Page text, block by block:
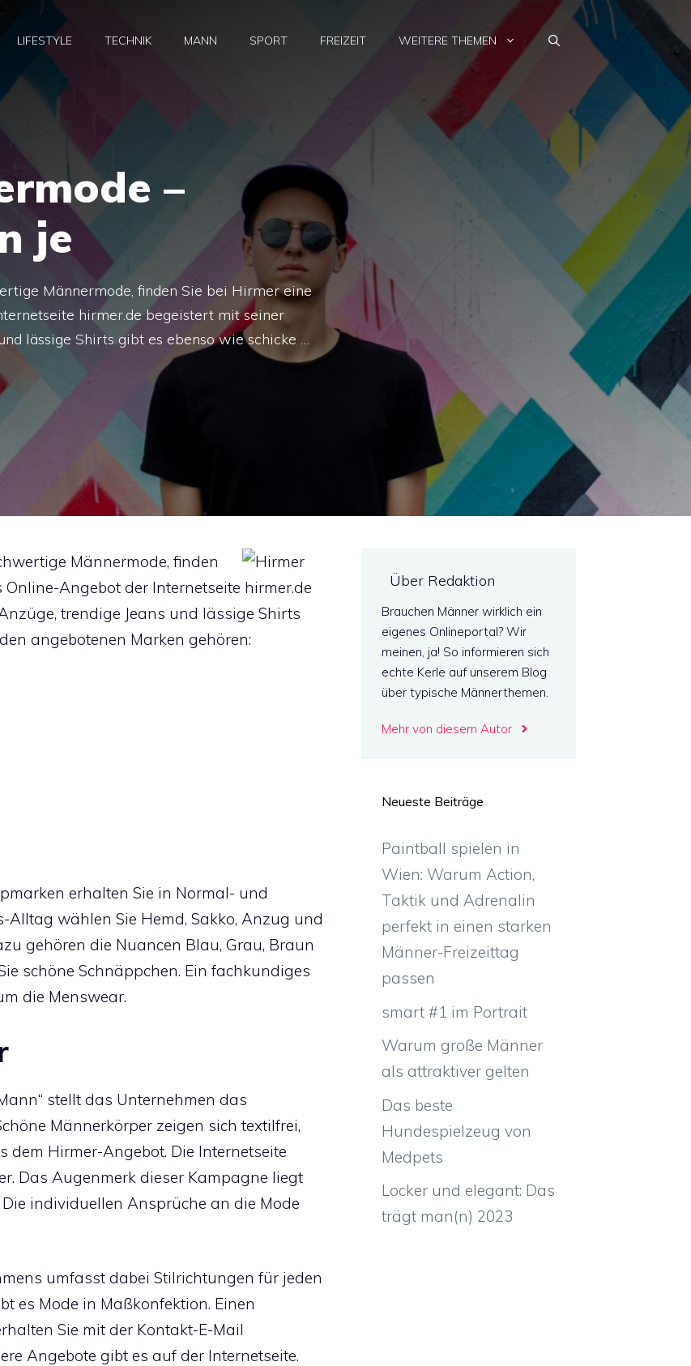
LIFESTYLE TECHNIK MANN SPORT FREIZEIT WEITERE THEMEN
–
je
Männermode, finden Sie bei Hirmer eine
hirmer.de begeistert mit seiner
lässige Shirts gibt es ebenso wie schicke …
Männermode, finden
Online-Angebot der Internetseite hirmer.de
trendige Jeans und lässige Shirts
angebotenen Marken gehören:
erhalten Sie in Normal- und
wählen Sie Hemd, Sakko, Anzug und
gehören die Nuancen Blau, Grau, Braun
schöne Schnäppchen. Ein fachkundiges
die Menswear.
stellt das Unternehmen das
Männerkörper zeigen sich textilfrei,
Hirmer-Angebot. Die Internetseite
Das Augenmerk dieser Kampagne liegt
individuellen Ansprüche an die Mode
umfasst dabei Stilrichtungen für jeden
es Mode in Maßkonfektion. Einen
Sie mit der Kontakt-E-Mail
Angebote gibt es auf der Internetseite.
Über Redaktion
Brauchen Männer wirklich ein
eigenes Onlineportal? Wir
meinen, ja! So informieren sich
echte Kerle auf unserem Blog
über typische Männerthemen.
Mehr von diesem Autor
Neueste Beiträge
Paintball spielen in
Wien: Warum Action,
Taktik und Adrenalin
perfekt in einen starken
Männer-Freizeittag
passen
smart #1 im Portrait
Warum große Männer
als attraktiver gelten
Das beste
Hundespielzeug von
Medpets
Locker und elegant: Das
trägt man(n) 2023